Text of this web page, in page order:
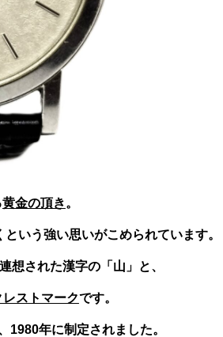
黄金の頂き。
いう強い思いがこめられています。
想された漢字の「山」と、
レストマークです。
1980年に制定されました。